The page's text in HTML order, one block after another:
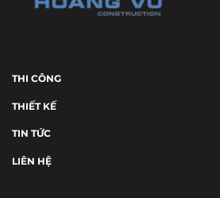
THI CÔNG
THIẾT KẾ
TIN TỨC
LIÊN HỆ